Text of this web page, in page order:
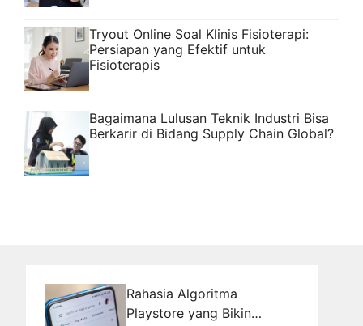
Tryout Online Soal Klinis Fisioterapi:
Persiapan yang Efektif untuk
Fisioterapis
Bagaimana Lulusan Teknik Industri Bisa
Berkarir di Bidang Supply Chain Global?
Rahasia Algoritma
Playstore yang Bikin